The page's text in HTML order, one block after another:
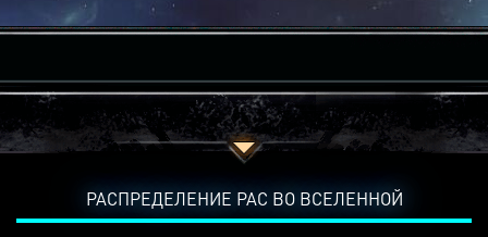
РАСПРЕДЕЛЕНИЕ РАС ВО ВСЕЛЕННОЙ